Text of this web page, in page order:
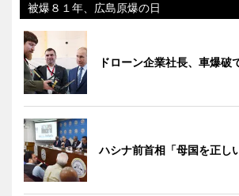
被爆８１年、広島原爆の日
ドローン企業社長、車爆破
ハシナ前首相「母国を正し